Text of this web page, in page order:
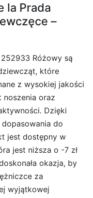
la Prada
–
Różowy są
które
z wysokiej jakości
noszenia oraz
Dzięki
dopasowania do
jest dostępny w
jest niższa o -7 zł
okazja, by
za
wyjątkowej